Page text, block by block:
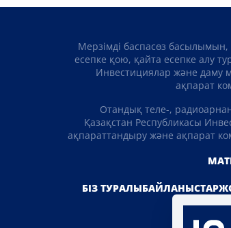
Мерзімді баспасөз басылымын,
есепке қою, қайта есепке алу
Инвестициялар және даму
ақпарат
Отандық теле-,
Қазақстан Республикасы
ақпараттандыру және ақпарат
БІЗ ТУРАЛЫБАЙЛАНЫСТАР